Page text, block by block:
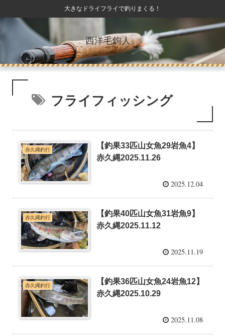
大きなドライフライで釣りまくる！
西洋毛鉤人。
フライフィッシング
赤久縄釣行
【釣果33匹山女魚29岩魚4】
赤久縄2025.11.26
2025.12.04
赤久縄釣行
【釣果40匹山女魚31岩魚9】
赤久縄2025.11.12
2025.11.19
赤久縄釣行
【釣果36匹山女魚24岩魚12】
赤久縄2025.10.29
2025.11.08